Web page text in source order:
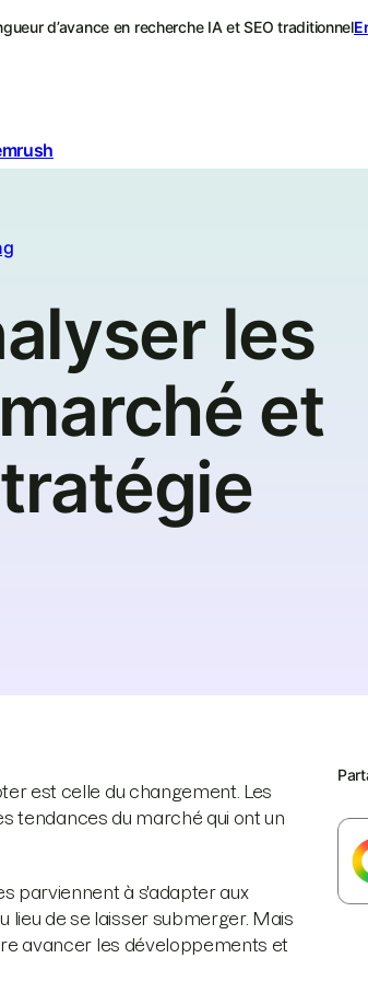
d’avance en recherche IA et SEO traditionnel
les
et
est celle du changement. Les
tendances du marché qui ont un
parviennent à s'adapter aux
lieu de se laisser submerger. Mais
avancer les développements et